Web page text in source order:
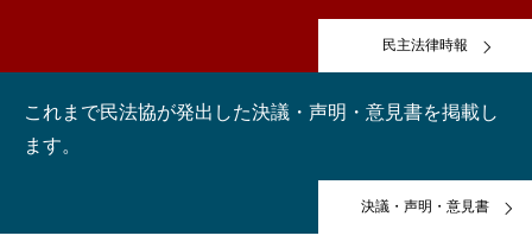
民主法律時報
これまで民法協が発出した決議・声明・意見書を掲載し
ます。
決議・声明・意見書